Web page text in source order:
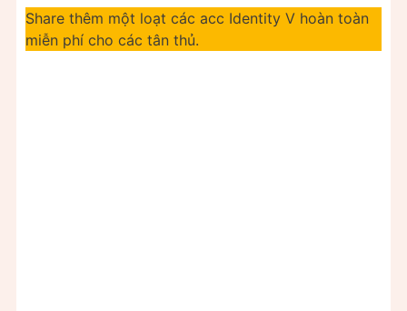
Share thêm một loạt các acc Identity V hoàn toàn
miễn phí cho các tân thủ.